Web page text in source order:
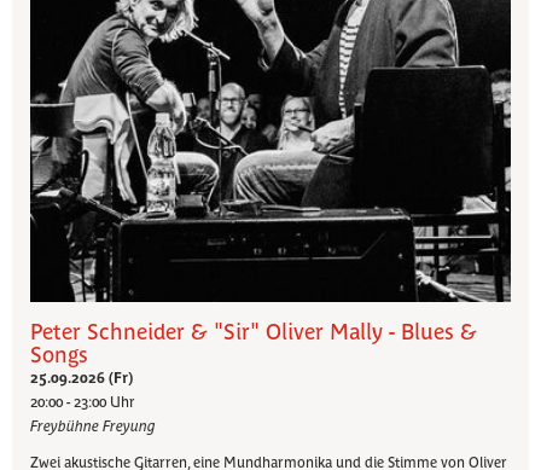
Peter Schneider & "Sir" Oliver Mally - Blues &
Songs
25.09.2026 (Fr)
20:00 - 23:00 Uhr
Freybühne Freyung
Zwei akustische Gitarren, eine Mundharmonika und die Stimme von Oliver